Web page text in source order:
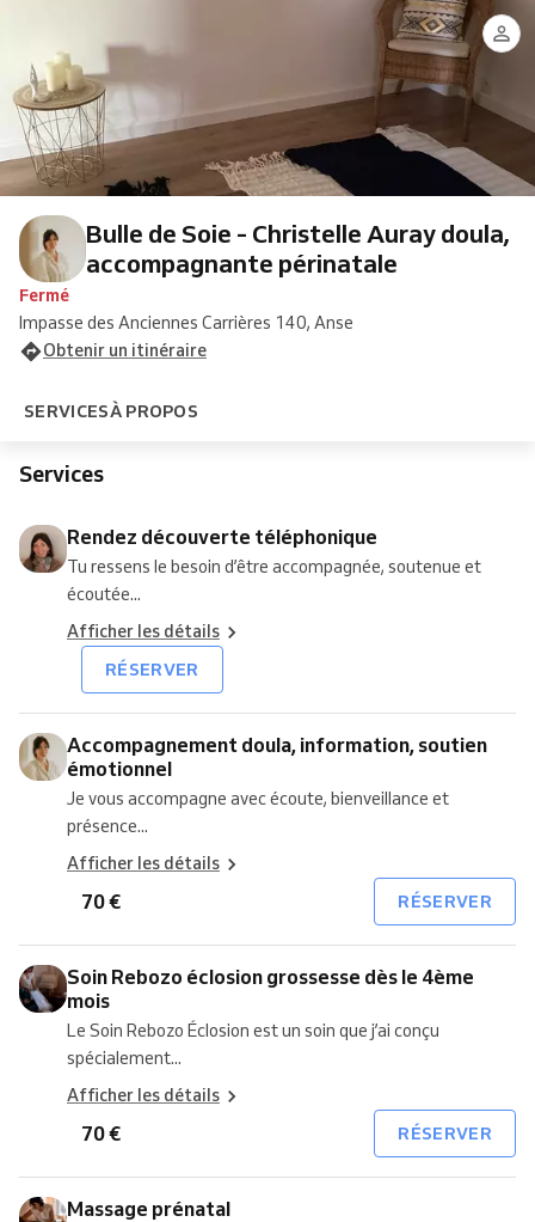
Bulle de Soie - Christelle Auray doula,
accompagnante périnatale
Fermé
Impasse des Anciennes Carrières 140, Anse
Obtenir un itinéraire
SERVICESÀ PROPOS
Services
téléphonique
Rendez découverte téléphonique
Tu ressens le besoin d’être accompagnée, soutenue et
écoutée...
Afficher les détails
RÉSERVER
information,
soutien
émotionnel
Accompagnement doula, information, soutien
émotionnel
Je vous accompagne avec écoute, bienveillance et
présence...
Afficher les détails
70 € RÉSERVER
éclosion
grossesse
dès
le
4ème
mois
Soin Rebozo éclosion grossesse dès le 4ème
mois
Le Soin Rebozo Éclosion est un soin que j’ai conçu
spécialement...
Afficher les détails
70 € RÉSERVER
Massage prénatal
fermeture
avec
resserage
du
bassin
enveloppé
nouveau
né
émotionnelle
0-
12
ans